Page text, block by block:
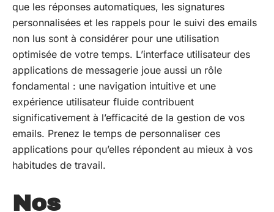
que les réponses automatiques, les signatures
personnalisées et les rappels pour le suivi des emails
non lus sont à considérer pour une utilisation
optimisée de votre temps. L’interface utilisateur des
applications de messagerie joue aussi un rôle
fondamental : une navigation intuitive et une
expérience utilisateur fluide contribuent
significativement à l’efficacité de la gestion de vos
emails. Prenez le temps de personnaliser ces
applications pour qu’elles répondent au mieux à vos
habitudes de travail.
Nos